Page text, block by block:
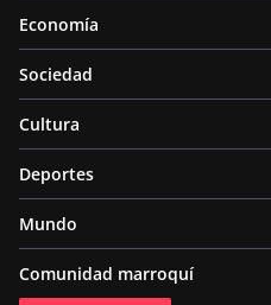
Economía
Sociedad
Cultura
Deportes
Mundo
Comunidad marroquí